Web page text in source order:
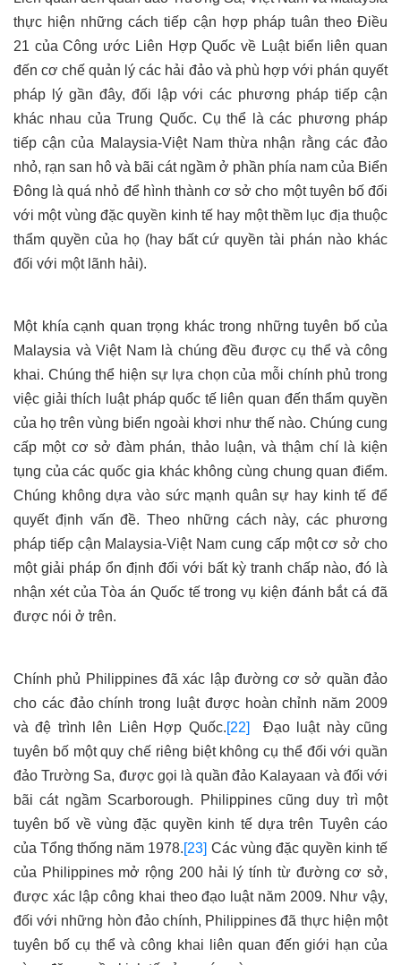
thực hiện những cách tiếp cận hợp pháp tuân theo Điều
21 của Công ước Liên Hợp Quốc về Luật biển liên quan
đến cơ chế quản lý các hải đảo và phù hợp với phán quyết
pháp lý gần đây, đối lập với các phương pháp tiếp cận
khác nhau của Trung Quốc. Cụ thể là các phương pháp
tiếp cận của Malaysia-Việt Nam thừa nhận rằng các đảo
nhỏ, rạn san hô và bãi cát ngầm ở phần phía nam của Biển
Đông là quá nhỏ để hình thành cơ sở cho một tuyên bố đối
với một vùng đặc quyền kinh tế hay một thềm lục địa thuộc
thẩm quyền của họ (hay bất cứ quyền tài phán nào khác
đối với một lãnh hải).
Một khía cạnh quan trọng khác trong những tuyên bố của
Malaysia và Việt Nam là chúng đều được cụ thể và công
khai. Chúng thể hiện sự lựa chọn của mỗi chính phủ trong
việc giải thích luật pháp quốc tế liên quan đến thẩm quyền
của họ trên vùng biển ngoài khơi như thế nào. Chúng cung
cấp một cơ sở đàm phán, thảo luận, và thậm chí là kiện
tụng của các quốc gia khác không cùng chung quan điểm.
Chúng không dựa vào sức mạnh quân sự hay kinh tế để
quyết định vấn đề. Theo những cách này, các phương
pháp tiếp cận Malaysia-Việt Nam cung cấp một cơ sở cho
một giải pháp ổn định đối với bất kỳ tranh chấp nào, đó là
nhận xét của Tòa án Quốc tế trong vụ kiện đánh bắt cá đã
được nói ở trên.
Chính phủ Philippines đã xác lập đường cơ sở quần đảo
cho các đảo chính trong luật được hoàn chỉnh năm 2009
và đệ trình lên Liên Hợp Quốc.[22]
Đạo luật này cũng
tuyên bố một quy chế riêng biệt không cụ thể đối với quần
đảo Trường Sa, được gọi là quần đảo Kalayaan và đối với
bãi cát ngầm Scarborough. Philippines cũng duy trì một
tuyên bố về vùng đặc quyền kinh tế dựa trên Tuyên cáo
của Tổng thống năm 1978.[23] Các vùng đặc quyền kinh tế
của Philippines mở rộng 200 hải lý tính từ đường cơ sở,
được xác lập công khai theo đạo luật năm 2009. Như vậy,
đối với những hòn đảo chính, Philippines đã thực hiện một
tuyên bố cụ thể và công khai liên quan đến giới hạn của